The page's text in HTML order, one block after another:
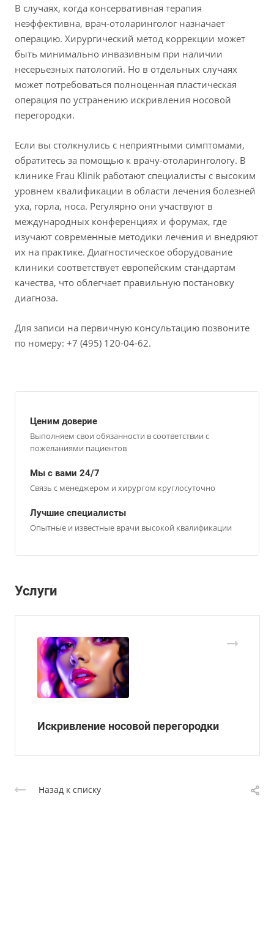
В случаях, когда консервативная терапия
неэффективна, врач-отоларинголог назначает
операцию. Хирургический метод коррекции может
быть минимально инвазивным при наличии
несерьезных патологий. Но в отдельных случаях
может потребоваться полноценная пластическая
операция по устранению искривления носовой
перегородки.
Если вы столкнулись с неприятными симптомами,
обратитесь за помощью к врачу-отоларингологу. В
клинике Frau Klinik работают специалисты с высоким
уровнем квалификации в области лечения болезней
уха, горла, носа. Регулярно они участвуют в
международных конференциях и форумах, где
изучают современные методики лечения и внедряют
их на практике. Диагностическое оборудование
клиники соответствует европейским стандартам
качества, что облегчает правильную постановку
диагноза.
Для записи на первичную консультацию позвоните
по номеру: +7 (495) 120-04-62.
Ценим доверие
Выполняем свои обязанности в соответствии с
пожеланиями пациентов
Мы с вами 24/7
Связь с менеджером и хирургом круглосуточно
Лучшие специалисты
Опытные и известные врачи высокой квалификации
Услуги
Искривление носовой перегородки
Назад к списку